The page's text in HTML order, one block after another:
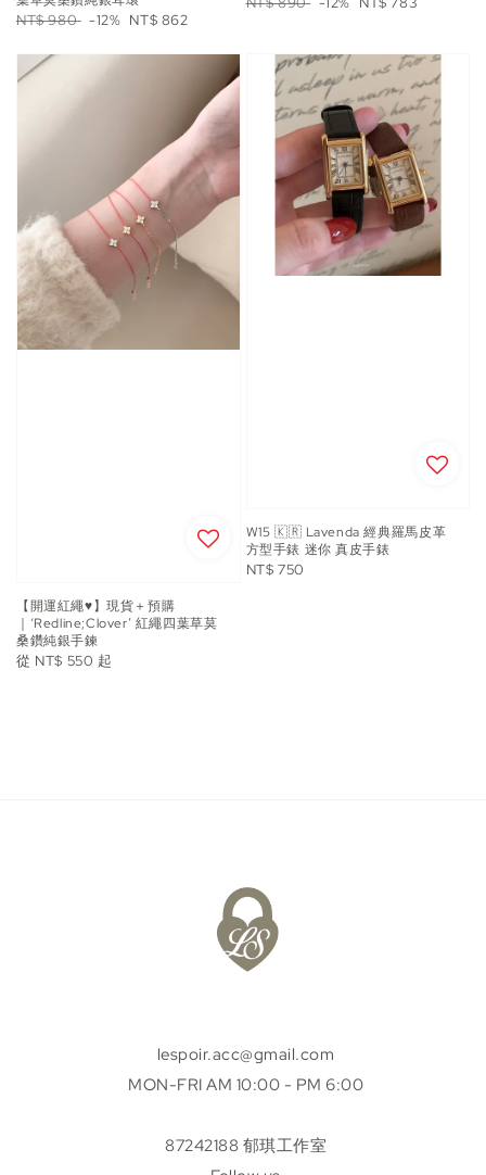
Regular
NT$ 980 -12% Sale
NT$ 862
【開運紅繩♥️】現貨＋預購
｜‘Redline;Clover’ 紅繩四葉草莫
桑鑽純銀手鍊
Regular
從 NT$ 550 起
W15 🇰🇷 Lavenda 經典羅馬皮革
方型手錶 迷你 真皮手錶
Regular
NT$ 750
lespoir.acc@gmail.com
MON-FRI AM 10:00 - PM 6:00
87242188 郁琪工作室